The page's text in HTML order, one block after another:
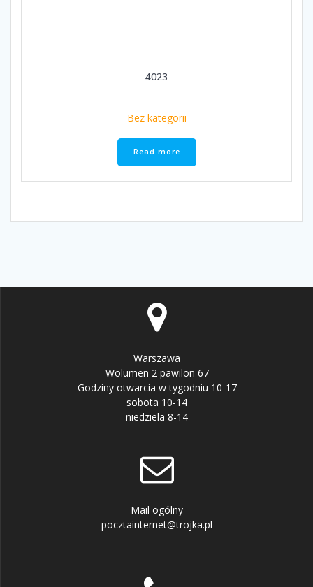
4023
Bez kategorii
Read more
Warszawa
Wolumen 2 pawilon 67
Godziny otwarcia w tygodniu 10-17
sobota 10-14
niedziela 8-14
Mail ogólny
pocztainternet@trojka.pl